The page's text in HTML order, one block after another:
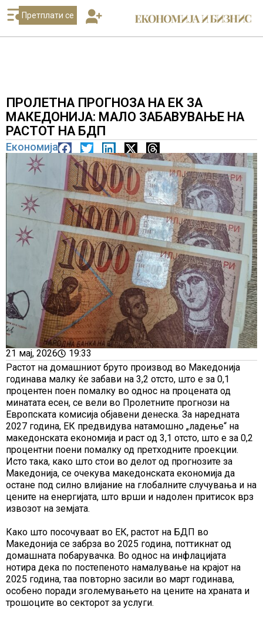
Претплати се
ПРОЛЕТНА ПРОГНОЗА НА ЕК ЗА
МАКЕДОНИЈА: МАЛО ЗАБАВУВАЊЕ НА
РАСТОТ НА БДП
Економија
21 мај, 2026
19:33
Растот на домашниот бруто производ во Македонија
годинава малку ќе забави на 3,2 отсто, што е за 0,1
процентен поен помалку во однос на процената од
минатата есен, се вели во Пролетните прогнози на
Европската комисија објавени денеска. За наредната
2027 година, ЕК предвидува натамошно „ладење“ на
македонската економија и раст од 3,1 отсто, што е за 0,2
процентни поени помалку од претходните проекции.
Исто така, како што стои во делот од прогнозите за
Македонија, се очекува македонската економија да
остане под силно влијание на глобалните случувања и на
цените на енергијата, што врши и надолен притисок врз
извозот на земјата.
Како што посочуваат во ЕК, растот на БДП во
Македонија се забрза во 2025 година, поттикнат од
домашната побарувачка. Во однос на инфлацијата
нотира дека по постепеното намалување на крајот на
2025 година, таа повторно засили во март годинава,
особено поради зголемувањето на цените на храната и
трошоците во секторот за услуги.